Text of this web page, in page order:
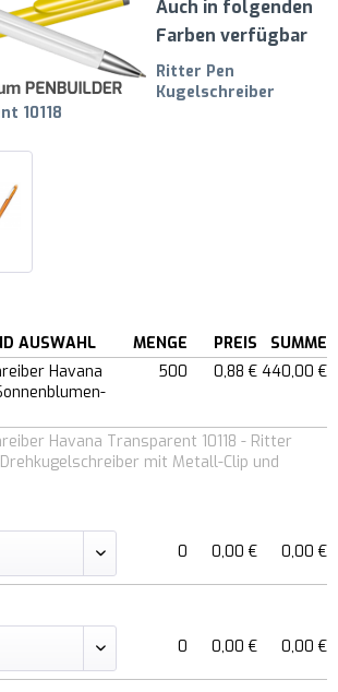
Auch in folgenden
Farben verfügbar
Ritter Pen
Kugelschreiber
10118
AUSWAHL MENGE PREIS
SUMME
Havana
500 0,88 € 440,00 €
Havana Transparent 10118 - Ritter
mit Metall-Clip und
0
0,00 € 0,00 €
0
0,00 € 0,00 €